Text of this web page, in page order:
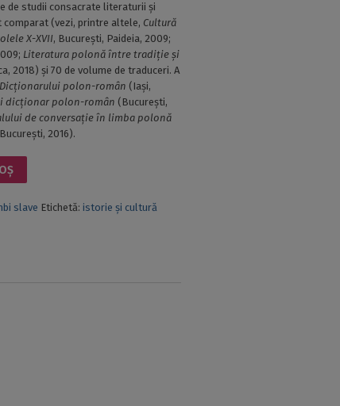
de studii consacrate literaturii şi
(vezi, printre altele, Cultură
X-XVII, Bucureşti, Paideia, 2009;
Literatura polonă între tradiţie şi
2018) și 70 de volume de traduceri. A
Dicţionarului polon-român (Iaşi,
dicţionar polon-român (Bucureşti,
de conversaţie în limba polonă
2016).
slave Etichetă:istorie și cultură